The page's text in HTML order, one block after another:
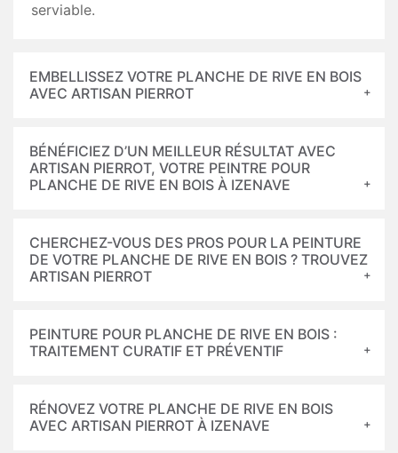
serviable.
EMBELLISSEZ VOTRE PLANCHE DE RIVE EN BOIS
AVEC ARTISAN PIERROT
BÉNÉFICIEZ D’UN MEILLEUR RÉSULTAT AVEC
ARTISAN PIERROT, VOTRE PEINTRE POUR
PLANCHE DE RIVE EN BOIS À IZENAVE
CHERCHEZ-VOUS DES PROS POUR LA PEINTURE
DE VOTRE PLANCHE DE RIVE EN BOIS ? TROUVEZ
ARTISAN PIERROT
PEINTURE POUR PLANCHE DE RIVE EN BOIS :
TRAITEMENT CURATIF ET PRÉVENTIF
RÉNOVEZ VOTRE PLANCHE DE RIVE EN BOIS
AVEC ARTISAN PIERROT À IZENAVE